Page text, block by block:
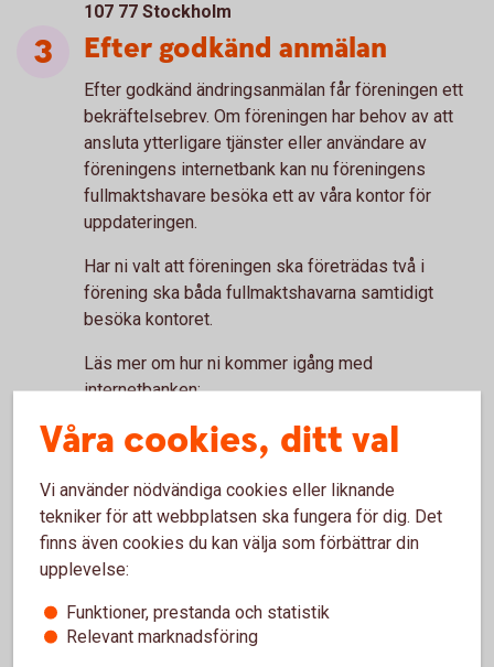
107 77 Stockholm
Efter godkänd anmälan
Efter godkänd ändringsanmälan får föreningen ett
bekräftelsebrev. Om föreningen har behov av att
ansluta ytterligare tjänster eller användare av
föreningens internetbank kan nu föreningens
fullmaktshavare besöka ett av våra kontor för
uppdateringen.
Har ni valt att föreningen ska företrädas två i
förening ska båda fullmaktshavarna samtidigt
besöka kontoret.
Läs mer om hur ni kommer igång med
internetbanken:
Information om behörigheter i
Våra cookies, ditt val
Vi använder nödvändiga cookies eller liknande
tekniker för att webbplatsen ska fungera för dig. Det
finns även cookies du kan välja som förbättrar din
upplevelse:
Funktioner, prestanda och statistik
Relevant marknadsföring